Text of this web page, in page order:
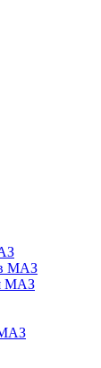
МАЗ
МАЗ
МАЗ